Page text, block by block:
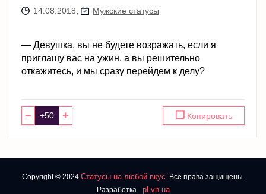
14.08.2018 Мужские статусы
— Девушка, вы не будете возражать, если я
приглашу вас на ужин, а вы решительно
откажитесь, и мы сразу перейдем к делу?
− + ❐ Копировать
Copyright © 2024 Статусы на любой вкус. Все права защищены.
Разработка - pl.vn.ua